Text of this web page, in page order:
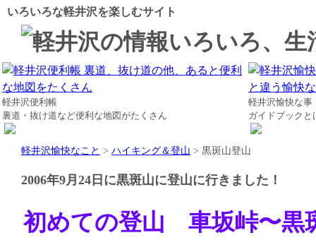
いろいろな軽井沢を楽しむサイト
軽井沢便利帳
裏道・抜け道など便利な地図がたくさん
軽井沢愉快な事
ガイドブックと
軽井沢愉快なこと > ハイキング＆登山 > 黒斑山登山
2006年9月24日に黒斑山に登山に行きました！
初めての登山 車坂峠〜